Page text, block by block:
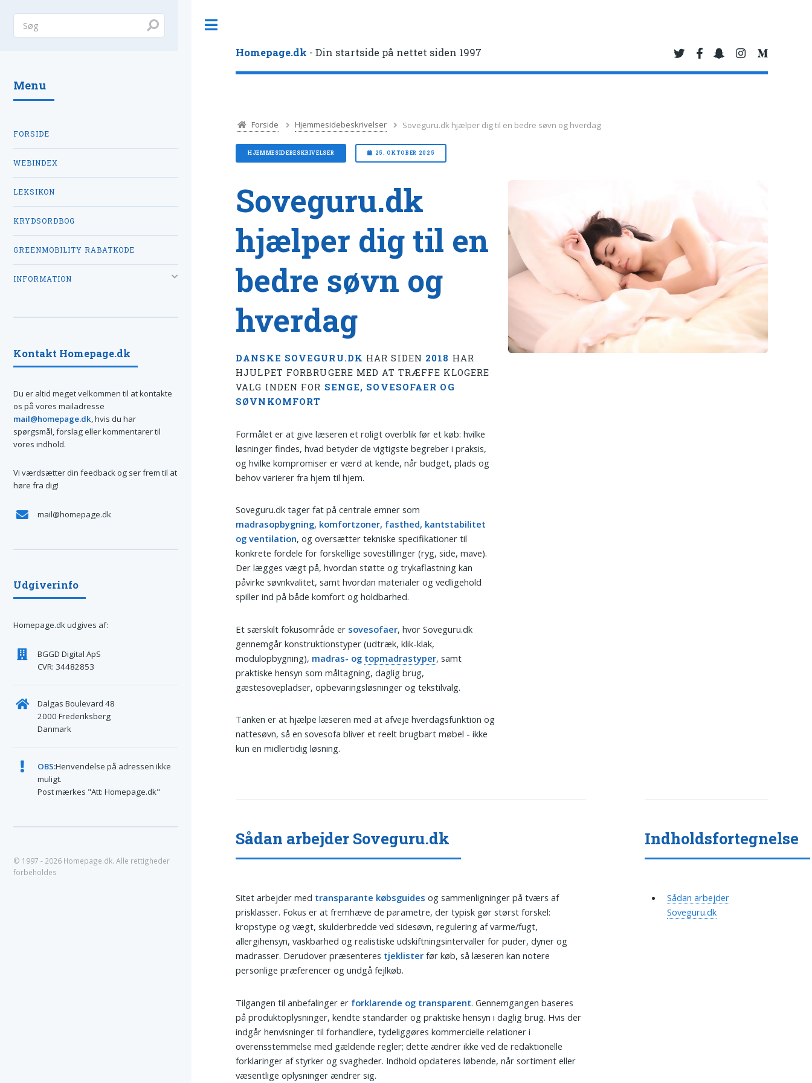
Homepage.dk - Din startside på nettet siden 1997
Forside Hjemmesidebeskrivelser Soveguru.dk hjælper dig til en bedre søvn og hverdag
HJEMMESIDEBESKRIVELSER 25. OKTOBER 2025
Soveguru.dk
hjælper dig til en
bedre søvn og
hverdag
DANSKE SOVEGURU.DK HAR SIDEN 2018 HAR
HJULPET FORBRUGERE MED AT TRÆFFE KLOGERE
VALG INDEN FOR SENGE, SOVESOFAER OG
SØVNKOMFORT
Formålet er at give læseren et roligt overblik før et køb: hvilke
løsninger findes, hvad betyder de vigtigste begreber i praksis,
og hvilke kompromiser er værd at kende, når budget, plads og
behov varierer fra hjem til hjem.
Soveguru.dk tager fat på centrale emner som
madrasopbygning, komfortzoner, fasthed, kantstabilitet
og ventilation, og oversætter tekniske specifikationer til
konkrete fordele for forskellige sovestillinger (ryg, side, mave).
Der lægges vægt på, hvordan støtte og trykaflastning kan
påvirke søvnkvalitet, samt hvordan materialer og vedligehold
spiller ind på både komfort og holdbarhed.
Et særskilt fokusområde er sovesofaer, hvor Soveguru.dk
gennemgår konstruktionstyper (udtræk, klik-klak,
modulopbygning), madras- og topmadrastyper, samt
praktiske hensyn som måltagning, daglig brug,
gæstesovepladser, opbevaringsløsninger og tekstilvalg.
Tanken er at hjælpe læseren med at afveje hverdagsfunktion og
nattesøvn, så en sovesofa bliver et reelt brugbart møbel - ikke
kun en midlertidig løsning.
Sådan arbejder Soveguru.dk
Sitet arbejder med transparante købsguides og sammenligninger på tværs af
prisklasser. Fokus er at fremhæve de parametre, der typisk gør størst forskel:
kropstype og vægt, skulderbredde ved sidesøvn, regulering af varme/fugt,
allergihensyn, vaskbarhed og realistiske udskiftningsintervaller for puder, dyner og
madrasser. Derudover præsenteres tjeklister før køb, så læseren kan notere
personlige præferencer og undgå fejlkøb.
Tilgangen til anbefalinger er forklarende og transparent. Gennemgangen baseres
på produktoplysninger, kendte standarder og praktiske hensyn i daglig brug. Hvis der
indgår henvisninger til forhandlere, tydeliggøres kommercielle relationer i
overensstemmelse med gældende regler; dette ændrer ikke ved de redaktionelle
forklaringer af styrker og svagheder. Indhold opdateres løbende, når sortiment eller
væsentlige oplysninger ændrer sig.
Indholdsfortegnelse
Sådan arbejder
Soveguru.dk
Menu
FORSIDE
WEBINDEX
LEKSIKON
KRYDSORDBOG
GREENMOBILITY RABATKODE
INFORMATION
Kontakt Homepage.dk
Du er altid meget velkommen til at kontakte
os på vores mailadresse
mail@homepage.dk, hvis du har
spørgsmål, forslag eller kommentarer til
vores indhold.
Vi værdsætter din feedback og ser frem til at
høre fra dig!
mail@homepage.dk
Udgiverinfo
Homepage.dk udgives af:
BGGD Digital ApS
CVR: 34482853
Dalgas Boulevard 48
2000 Frederiksberg
Danmark
OBS:Henvendelse på adressen ikke
muligt.
Post mærkes "Att: Homepage.dk"
© 1997 - 2026 Homepage.dk. Alle rettigheder
forbeholdes